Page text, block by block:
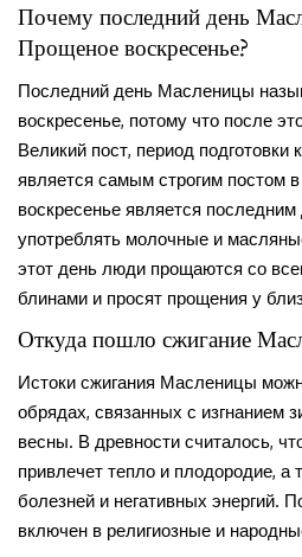
Почему последний день
Прощеное воскресенье?
Последний день Масленицы
воскресенье, потому что после
Великий пост, период подготовки
является самым строгим постом
воскресенье является
употреблять молочные и
этот день люди прощаются со
блинами и просят прощения у
Откуда пошло сжигание
Истоки сжигания Масленицы
обрядах, связанных с изгнанием
весны. В древности считалось,
привлечет тепло и плодородие, а
болезней и негативных энергий.
включен в религиозные и